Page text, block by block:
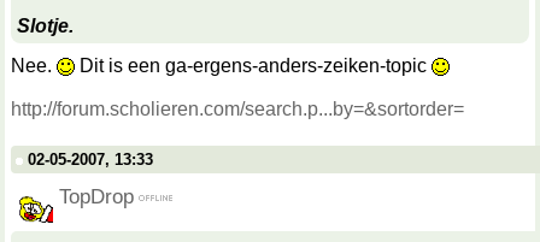
Slotje.
Nee.
Dit is een ga-ergens-anders-zeiken-topic
http://forum.scholieren.com/search.p...by=&sortorder=
02-05-2007, 13:33
TopDrop